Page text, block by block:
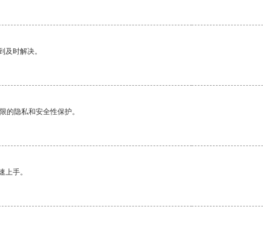
及时解决。
的隐私和安全性保护。
上手。